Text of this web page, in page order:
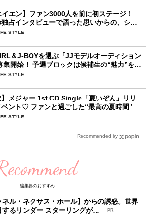
イエン】ファン3000人を前に初ステージ！
占インタビューで語った思いからの、ショ
レポート！
STYLE
＆J-BOYを選ぶ「JJモデルオーディション
集開始！ 予選ブロックは候補生の“魅力”を重
ステム」に変わります
STYLE
】メジャー 1st CD Single「夏いぞん」リリ
ベント♡ ファンと過ごした“最高の夏時間”
STYLE
Recommended by
編集部のおすすめ
ネル・ネクサス・ホール】からの誘惑。世界
するリンダー スターリングが…
PR